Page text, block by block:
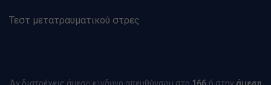
Τεστ μετατραυματικού στρες
Αν διατρέχεις άμεσο κίνδυνο απευθύνσου στο 166 ή στην άμεση